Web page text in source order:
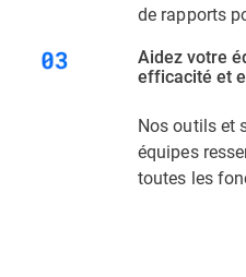
de rapports
Aidez votre
efficacité et
Nos outils et
équipes
toutes les